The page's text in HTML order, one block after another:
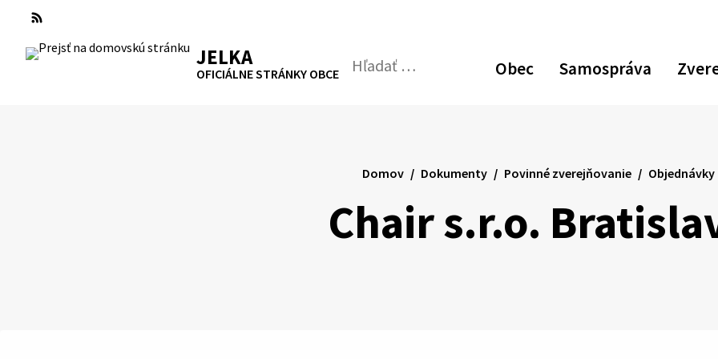
Preskočiť
na
obsah
RSS Mapa Tlačiť
JELKA
OFICIÁLNE STRÁNKY OBCE Obec Samospráva
Hľadať:
Odoslať
Chair s.r.o.
Domov Dokumenty Povinné zverejňovanie Objednávky